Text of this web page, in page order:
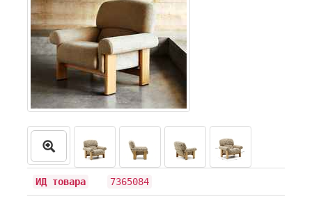
ИД товара 7365084